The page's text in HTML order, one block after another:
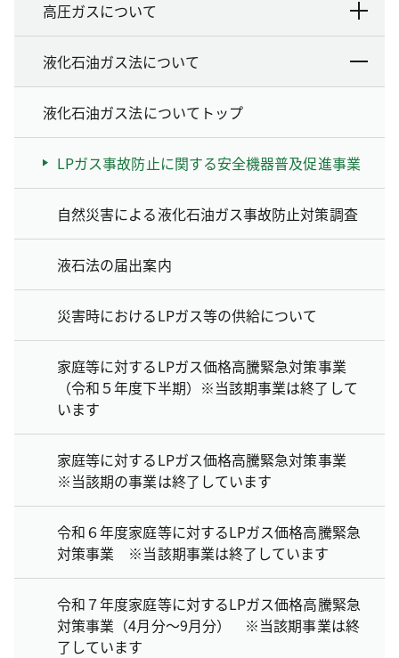
高圧ガスについて
液化石油ガス法について
液化石油ガス法についてトップ
LPガス事故防止に関する安全機器普及促進事業
自然災害による液化石油ガス事故防止対策調査
液石法の届出案内
災害時におけるLPガス等の供給について
家庭等に対するLPガス価格高騰緊急対策事業
（令和５年度下半期）※当該期事業は終了して
います
家庭等に対するLPガス価格高騰緊急対策事業
※当該期の事業は終了しています
令和６年度家庭等に対するLPガス価格高騰緊急
対策事業 ※当該期事業は終了しています
令和７年度家庭等に対するLPガス価格高騰緊急
対策事業（4月分～9月分） ※当該期事業は終
了しています